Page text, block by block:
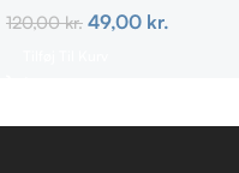
120,00kr. 49,00 kr.